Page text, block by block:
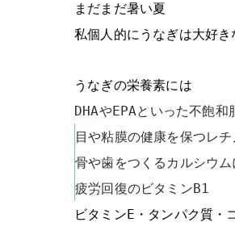
まだまだ暑い夏
私個人的にうなぎは大好き
うなぎの栄養素には
DHAやEPAといった不飽和
目や粘膜の健康を保つレ
骨や歯をつくるカルシウム
疲労回復のビタミンB1
ビタミンE・タンパク質・